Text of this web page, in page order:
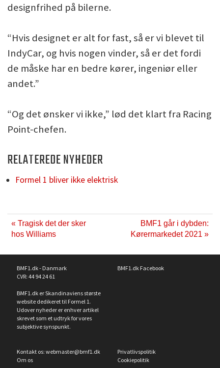
designfrihed på bilerne.
“Hvis designet er alt for fast, så er vi blevet til
IndyCar, og hvis nogen vinder, så er det fordi
de måske har en bedre kører, ingeniør eller
andet.”
“Og det ønsker vi ikke,” lød det klart fra Racing
Point-chefen.
RELATEREDE NYHEDER
Formel 1 bliver ikke elektrisk
« Tragisk det der sker
hos Williams
BMF1 går i dybden:
Kørermarkedet 2021 »
BMF1.dk - Danmark
CVR: 44 94 24 61
BMF1.dk er Skandinaviens største
website dedikeret til Formel 1.
Udover nyheder er enhver artikel
skrevet som et udtryk for vores
subjektive synspunkt.
BMF1.dk Facebook
Kontakt os: webmaster@bmf1.dk
Om os
Privatlivspolitik
Cookiepolitik